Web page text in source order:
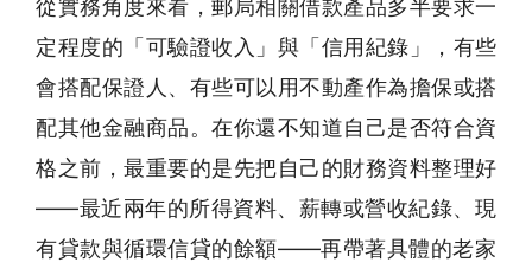
從實務角度來看，郵局相關借款產品多半要求一
定程度的「可驗證收入」與「信用紀錄」，有些
會搭配保證人、有些可以用不動產作為擔保或搭
配其他金融商品。在你還不知道自己是否符合資
格之前，最重要的是先把自己的財務資料整理好
——最近兩年的所得資料、薪轉或營收紀錄、現
有貸款與循環信貸的餘額——再帶著具體的老家